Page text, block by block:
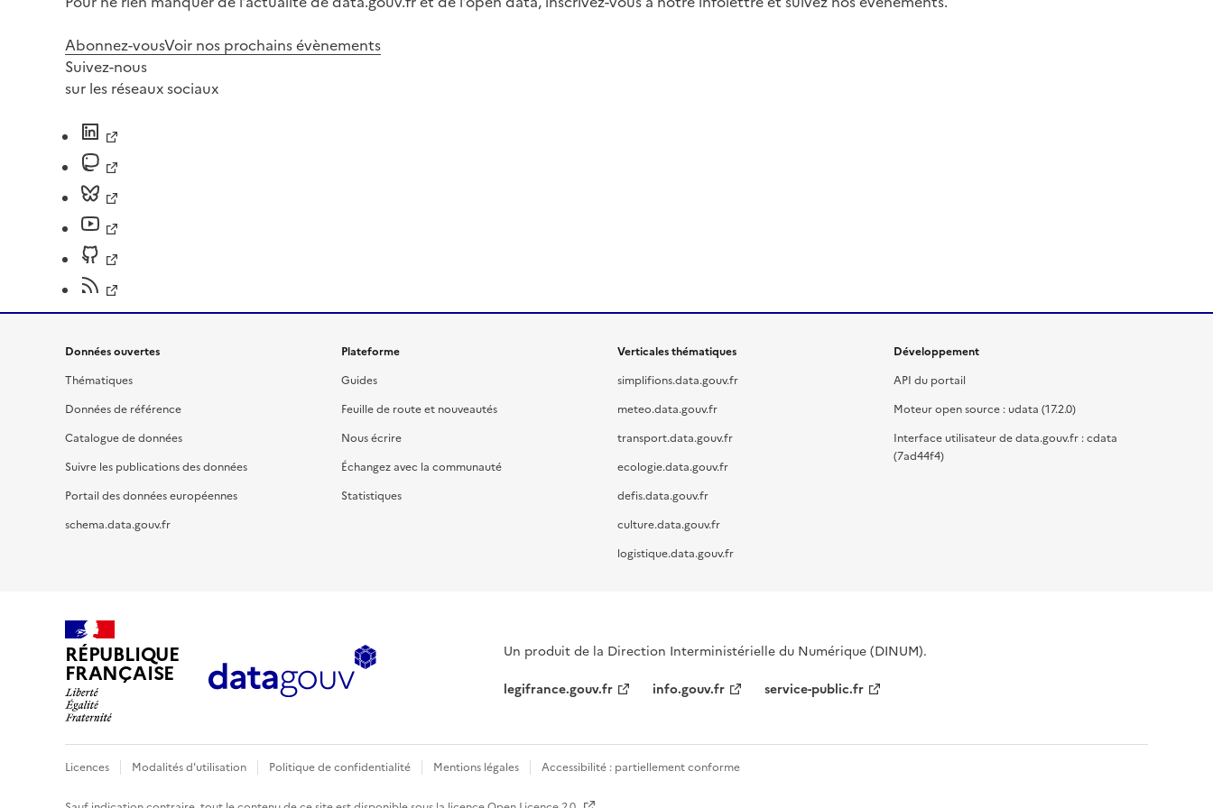
Abonnez-vousVoir nos prochains évènements
Suivez-nous
sur les réseaux sociaux
Données ouvertes
Thématiques
Données de référence
Catalogue de données
Suivre les publications des données
Portail des données européennes
schema.data.gouv.fr
Plateforme
Guides
Feuille de route et nouveautés
Nous écrire
Échangez avec la communauté
Statistiques
Verticales thématiques
simplifions.data.gouv.fr
meteo.data.gouv.fr
transport.data.gouv.fr
ecologie.data.gouv.fr
defis.data.gouv.fr
culture.data.gouv.fr
logistique.data.gouv.fr
Développement
API du portail
Moteur open source : udata (17.2.0)
Interface utilisateur de data.gouv.fr : cdata
(7ad44f4)
RÉPUBLIQUE
FRANÇAISE
Un produit de la Direction Interministérielle du Numérique (DINUM).
legifrance.gouv.fr
info.gouv.fr service-public.fr
Licences Modalités d'utilisation Politique de confidentialité Mentions légales Accessibilité : partiellement conforme